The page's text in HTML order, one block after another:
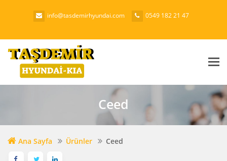
info@tasdemirhyundai.com 0549 182 21 47
Ceed
Ana Sayfa Ürünler Ceed